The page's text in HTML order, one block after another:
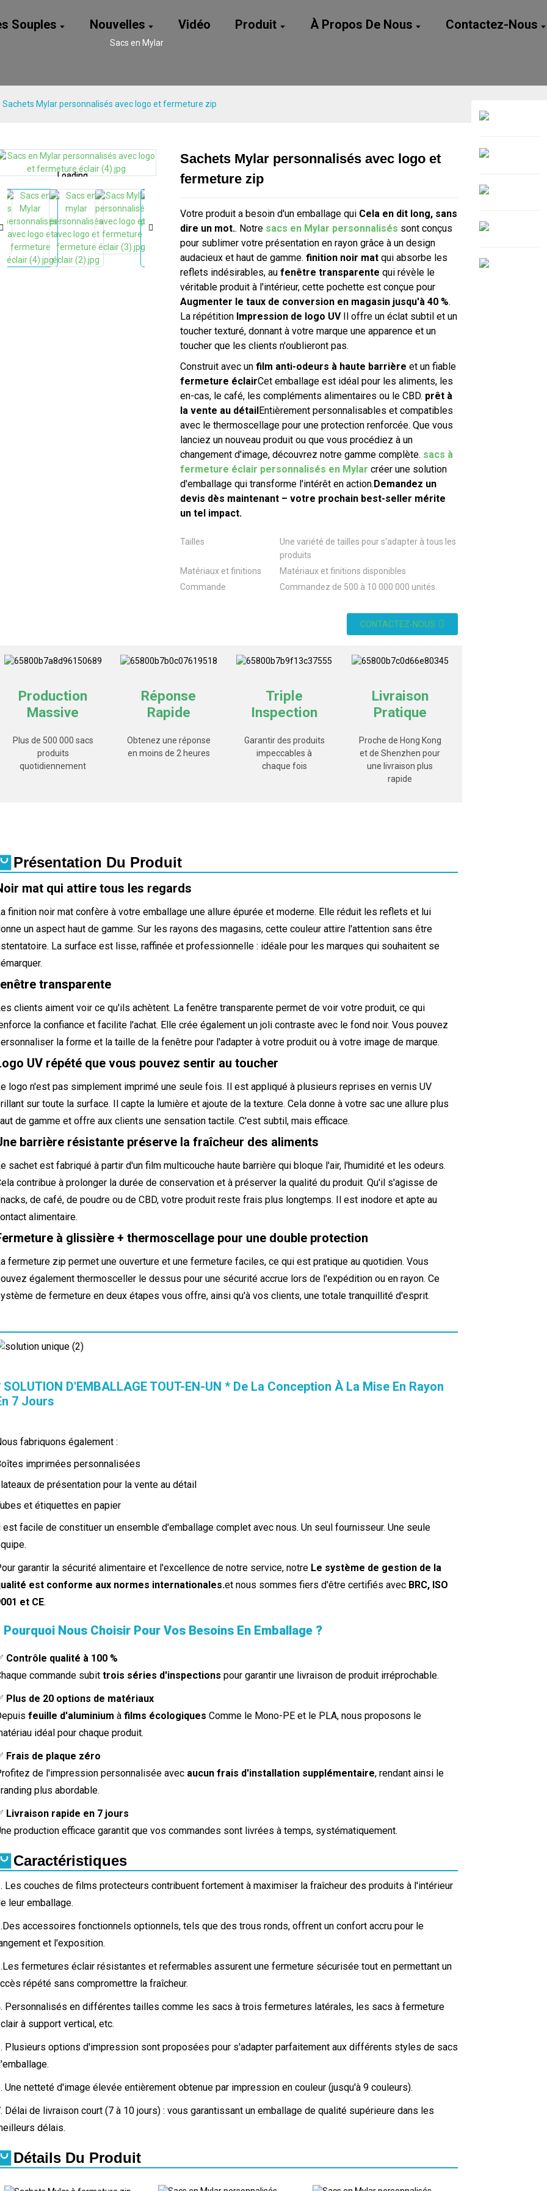
Souples Nouvelles Vidéo Produit À Propos De Nous Contactez-Nous
Sacs en Mylar
Sachets Mylar personnalisés avec logo et fermeture zip
Loading...
Loading... Loading...
Loading...
Sachets Mylar personnalisés avec logo et
fermeture zip
Votre produit a besoin d'un emballage qui Cela en dit long, sans
dire un mot.. Notre sacs en Mylar personnalisés sont conçus
pour sublimer votre présentation en rayon grâce à un design
audacieux et haut de gamme.finition noir mat qui absorbe les
reflets indésirables, aufenêtre transparente qui révèle le
véritable produit à l'intérieur, cette pochette est conçue pour
Augmenter le taux de conversion en magasin jusqu'à 40 %.
La répétition Impression de logo UVIl offre un éclat subtil et un
toucher texturé, donnant à votre marque une apparence et un
toucher que les clients n'oublieront pas.
Construit avec unfilm anti-odeurs à haute barrière et un fiable
fermeture éclairCet emballage est idéal pour les aliments, les
en-cas, le café, les compléments alimentaires ou le CBD. prêt à
la vente au détailEntièrement personnalisables et compatibles
avec le thermoscellage pour une protection renforcée. Que vous
lanciez un nouveau produit ou que vous procédiez à un
changement d'image, découvrez notre gamme complète. sacs à
fermeture éclair personnalisés en Mylar créer une solution
d'emballage qui transforme l'intérêt en action.Demandez un
devis dès maintenant – votre prochain best-seller mérite
un tel impact.
Tailles
Une variété de tailles pour s'adapter à tous les
produits
Matériaux et finitions
Matériaux et finitions disponibles
Commande
Commandez de 500 à 10 000 000 unités.
CONTACTEZ-NOUS
Production
Massive
Plus de 500 000 sacs
produits
quotidiennement
Réponse
Rapide
Obtenez une réponse
en moins de 2 heures
Triple
Inspection
Garantir des produits
impeccables à
chaque fois
Livraison
Pratique
Proche de Hong Kong
et de Shenzhen pour
une livraison plus
rapide
Présentation Du Produit
mat qui attire tous les regards
finition noir mat confère à votre emballage une allure épurée et moderne. Elle réduit les reflets et lui
un aspect haut de gamme. Sur les rayons des magasins, cette couleur attire l'attention sans être
La surface est lisse, raffinée et professionnelle : idéale pour les marques qui souhaitent se
transparente
clients aiment voir ce qu'ils achètent. La fenêtre transparente permet de voir votre produit, ce qui
la confiance et facilite l'achat. Elle crée également un joli contraste avec le fond noir. Vous pouvez
la forme et la taille de la fenêtre pour l'adapter à votre produit ou à votre image de marque.
UV répété que vous pouvez sentir au toucher
logo n'est pas simplement imprimé une seule fois. Il est appliqué à plusieurs reprises en vernis UV
sur toute la surface. Il capte la lumière et ajoute de la texture. Cela donne à votre sac une allure plus
de gamme et offre aux clients une sensation tactile. C'est subtil, mais efficace.
barrière résistante préserve la fraîcheur des aliments
sachet est fabriqué à partir d'un film multicouche haute barrière qui bloque l'air, l'humidité et les odeurs.
contribue à prolonger la durée de conservation et à préserver la qualité du produit. Qu'il s'agisse de
de café, de poudre ou de CBD, votre produit reste frais plus longtemps. Il est inodore et apte au
alimentaire.
à glissière + thermoscellage pour une double protection
fermeture zip permet une ouverture et une fermeture faciles, ce qui est pratique au quotidien. Vous
également thermosceller le dessus pour une sécurité accrue lors de l'expédition ou en rayon. Ce
de fermeture en deux étapes vous offre, ainsi qu'à vos clients, une totale tranquillité d'esprit.
SOLUTION D'EMBALLAGE TOUT-EN-UN * De La Conception À La Mise En Rayon
7 Jours
fabriquons également :
imprimées personnalisées
de présentation pour la vente au détail
et étiquettes en papier
est facile de constituer un ensemble d'emballage complet avec nous. Un seul fournisseur. Une seule
garantir la sécurité alimentaire et l'excellence de notre service, notre Le système de gestion de la
est conforme aux normes internationales.et nous sommes fiers d'être certifiés avec BRC, ISO
et CE.
▌Pourquoi Nous Choisir Pour Vos Besoins En Emballage ?
Contrôle qualité à 100 %
commande subit trois séries d'inspections pour garantir une livraison de produit irréprochable.
Plus de 20 options de matériaux
feuille d'aluminium à films écologiques Comme le Mono-PE et le PLA, nous proposons le
idéal pour chaque produit.
Frais de plaque zéro
de l'impression personnalisée avec aucun frais d'installation supplémentaire, rendant ainsi le
plus abordable.
Livraison rapide en 7 jours
production efficace garantit que vos commandes sont livrées à temps, systématiquement.
Caractéristiques
Les couches de films protecteurs contribuent fortement à maximiser la fraîcheur des produits à l'intérieur
leur emballage.
Des accessoires fonctionnels optionnels, tels que des trous ronds, offrent un confort accru pour le
et l'exposition.
Les fermetures éclair résistantes et refermables assurent une fermeture sécurisée tout en permettant un
répété sans compromettre la fraîcheur.
Personnalisés en différentes tailles comme les sacs à trois fermetures latérales, les sacs à fermeture
à support vertical, etc.
Plusieurs options d'impression sont proposées pour s'adapter parfaitement aux différents styles de sacs
Une netteté d'image élevée entièrement obtenue par impression en couleur (jusqu'à 9 couleurs).
Délai de livraison court (7 à 10 jours) : vous garantissant un emballage de qualité supérieure dans les
délais.
Détails Du Produit